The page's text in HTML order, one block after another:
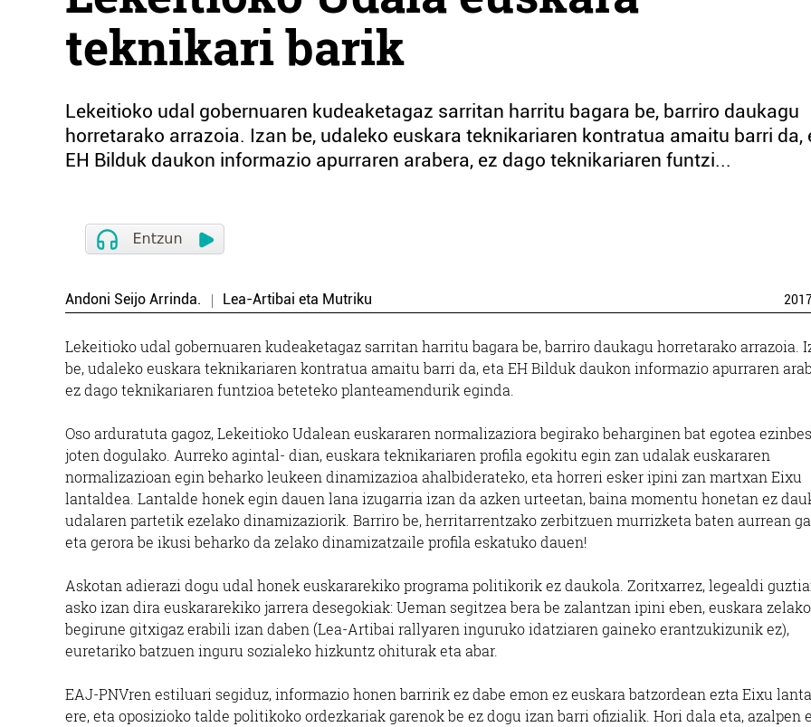
teknikari barik
Lekeitioko udal gobernuaren kudeaketagaz sarritan harritu bagara be, barriro daukagu
horretarako arrazoia. Izan be, udaleko euskara teknikariaren kontratua amaitu barri da,
EH Bilduk daukon informazio apurraren arabera, ez dago teknikariaren funtzi...
Andoni Seijo Arrinda. Lea-Artibai eta Mutriku
Lekeitioko udal gobernuaren kudeaketagaz sarritan harritu bagara be, barriro daukagu horretarako arrazoia.
be, udaleko euskara teknikariaren kontratua amaitu barri da, eta EH Bilduk daukon informazio apurraren
ez dago teknikariaren funtzioa beteteko planteamendurik eginda.
Oso arduratuta gagoz, Lekeitioko Udalean euskararen normalizaziora begirako beharginen bat egotea
joten dogulako. Aurreko agintal- dian, euskara teknikariaren profila egokitu egin zan udalak euskararen
normalizazioan egin beharko leukeen dinamizazioa ahalbiderateko, eta horreri esker ipini zan martxan Eixu
lantaldea. Lantalde honek egin dauen lana izugarria izan da azken urteetan, baina momentu honetan ez
udalaren partetik ezelako dinamizaziorik. Barriro be, herritarrentzako zerbitzuen murrizketa baten aurrean
eta gerora be ikusi beharko da zelako dinamizatzaile profila eskatuko dauen!
Askotan adierazi dogu udal honek euskararekiko programa politikorik ez daukola. Zoritxarrez, legealdi
asko izan dira euskararekiko jarrera desegokiak: Ueman segitzea bera be zalantzan ipini eben, euskara zelako
begirune gitxigaz erabili izan daben (Lea-Artibai rallyaren inguruko idatziaren gaineko erantzukizunik ez),
euretariko batzuen inguru sozialeko hizkuntz ohiturak eta abar.
EAJ-PNVren estiluari segiduz, informazio honen barririk ez dabe emon ez euskara batzordean ezta Eixu
ere, eta oposizioko talde politikoko ordezkariak garenok be ez dogu izan barri ofizialik. Hori dala eta, azalpen